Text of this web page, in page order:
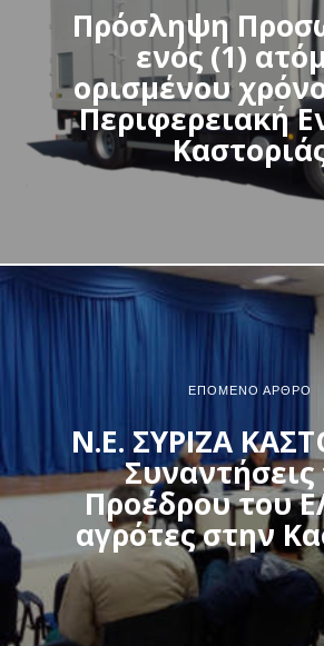
Πρόσληψη
ενός (1)
ορισμένου
Περιφερειακή
ΕΠΌΜΕΝΟ ΆΡΘΡΟ
Ν.Ε. ΣΥΡΙΖΑ
Συναντήσεις
Προέδρου του
αγρότες στην